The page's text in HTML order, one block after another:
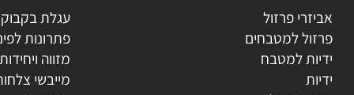
קטגוריות